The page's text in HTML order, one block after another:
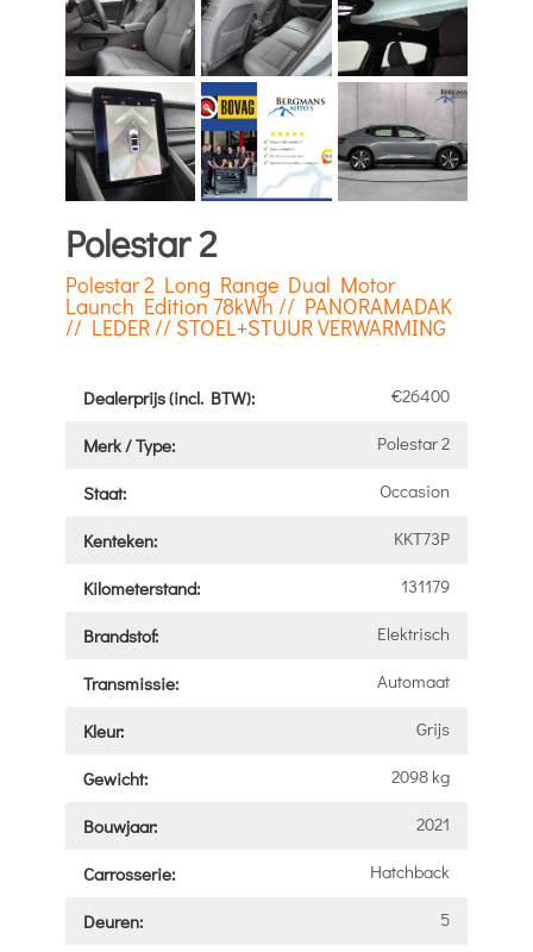
Polestar 2
Polestar 2 Long Range Dual Motor
Launch Edition 78kWh // PANORAMADAK
// LEDER // STOEL+STUUR VERWARMING
Dealerprijs (incl. BTW): €26400
Merk / Type: Polestar 2
Staat: Occasion
Kenteken: KKT73P
Kilometerstand: 131179
Brandstof: Elektrisch
Transmissie: Automaat
Kleur: Grijs
Gewicht: 2098 kg
Bouwjaar: 2021
Carrosserie: Hatchback
Deuren: 5